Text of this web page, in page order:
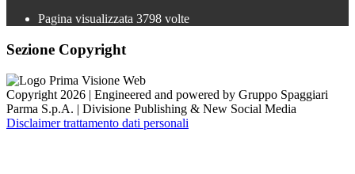
Pagina visualizzata 3798 volte
Sezione Copyright
Copyright 2026 | Engineered and powered by Gruppo Spaggiari
Parma S.p.A. | Divisione Publishing & New Social Media
Disclaimer trattamento dati personali